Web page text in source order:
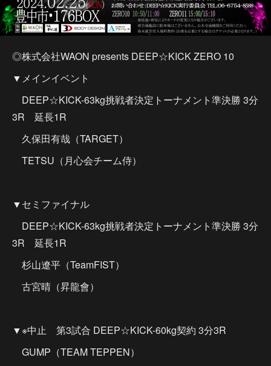
◎株式会社WAON presents DEEP☆KICK ZERO 10
▼メインイベント
DEEP☆KICK-63kg挑戦者決定トーナメント準決勝 3分
3R 延長1R
久保田有哉（TARGET）
TETSU（月心会チーム侍）
▼セミファイナル
DEEP☆KICK-63kg挑戦者決定トーナメント準決勝 3分
3R 延長1R
杉山遼平（TeamFIST）
古宮晴（昇龍會）
▼※中止 第3試合 DEEP☆KICK-60kg契約 3分3R
GUMP（TEAM TEPPEN）